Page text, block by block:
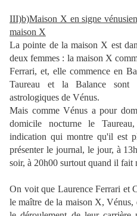
III)b)Maison X en signe
maison X
La pointe de la maison X est
deux femmes : la maison X
Ferrari, et, elle commence en
Taureau et la Balance sont
astrologiques de Vénus.
Mais comme Vénus a pour
domicile nocturne le
indication qui montre qu'il est
présenter le journal, le jour, à
soir, à 20h00 surtout quand il fait
On voit que Laurence Ferrari et
le maître de la maison X,